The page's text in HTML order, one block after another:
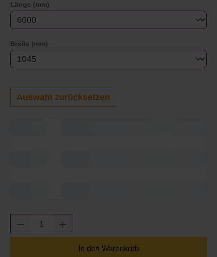
Länge (mm)
Breite (mm)
Auswahl zurücksetzen
Produkt Anzahl: Gib den gewünschten
In den Warenkorb